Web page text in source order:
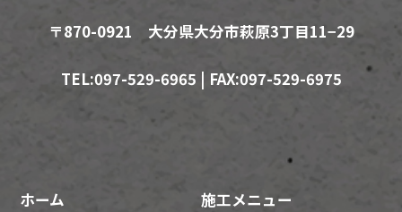
〒870-0921 大分県大分市萩原3丁目11−29
TEL:097-529-6965 | FAX:097-529-6975
ホーム 施工メニュー